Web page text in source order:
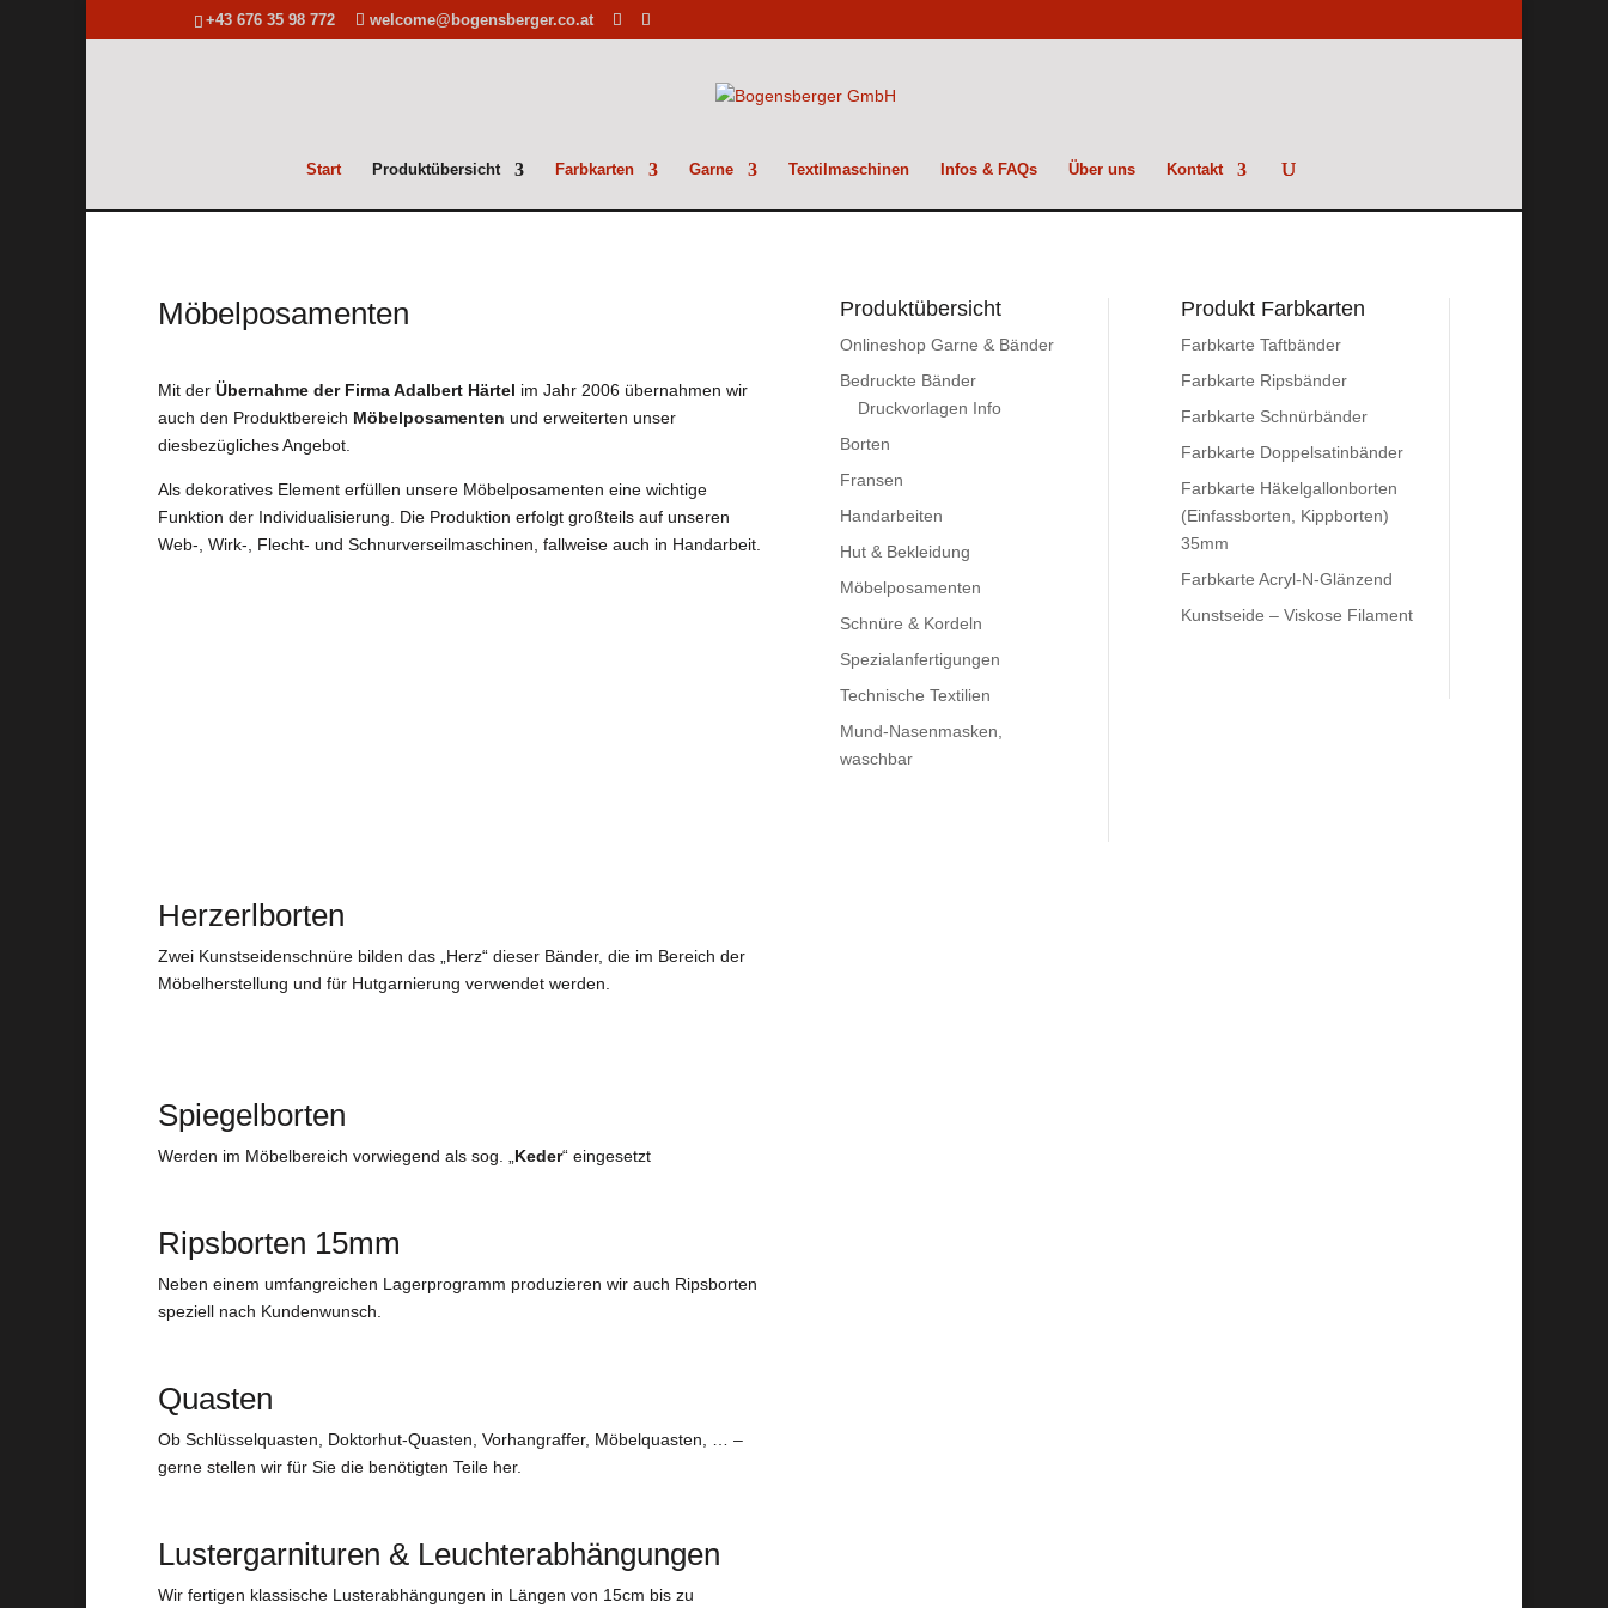
+43 676 35 98 772 welcome@bogensberger.co.at
Start Produktübersicht Farbkarten Garne Textilmaschinen Infos & FAQs Über uns Kontakt
Möbelposamenten
Mit der Übernahme der Firma Adalbert Härtel im Jahr 2006 übernahmen wir
auch den Produktbereich Möbelposamenten und erweiterten unser
diesbezügliches Angebot.
Als dekoratives Element erfüllen unsere Möbelposamenten eine wichtige
Funktion der Individualisierung. Die Produktion erfolgt großteils auf unseren
Web-, Wirk-, Flecht- und Schnurverseilmaschinen, fallweise auch in Handarbeit.
Produktübersicht
Onlineshop Garne & Bänder
Bedruckte Bänder
Druckvorlagen Info
Borten
Fransen
Handarbeiten
Hut & Bekleidung
Möbelposamenten
Schnüre & Kordeln
Spezialanfertigungen
Technische Textilien
Mund-Nasenmasken,
waschbar
Produkt Farbkarten
Farbkarte Taftbänder
Farbkarte Ripsbänder
Farbkarte Schnürbänder
Farbkarte Doppelsatinbänder
Farbkarte Häkelgallonborten
(Einfassborten, Kippborten)
35mm
Farbkarte Acryl-N-Glänzend
Kunstseide – Viskose Filament
Herzerlborten
Zwei Kunstseidenschnüre bilden das „Herz“ dieser Bänder, die im Bereich der
Möbelherstellung und für Hutgarnierung verwendet werden.
Spiegelborten
Werden im Möbelbereich vorwiegend als sog. „Keder“ eingesetzt
Ripsborten 15mm
Neben einem umfangreichen Lagerprogramm produzieren wir auch Ripsborten
speziell nach Kundenwunsch.
Quasten
Ob Schlüsselquasten, Doktorhut-Quasten, Vorhangraffer, Möbelquasten, … –
gerne stellen wir für Sie die benötigten Teile her.
Lustergarnituren & Leuchterabhängungen
Wir fertigen klassische Lusterabhängungen in Längen von 15cm bis zu